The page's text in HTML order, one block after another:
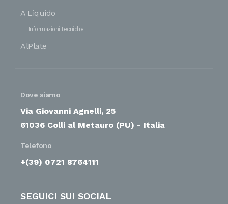
A Liquido
Informazioni tecniche
AlPlate
Dove siamo
Via Giovanni Agnelli, 25
61036 Colli al Metauro (PU) - Italia
Telefono
+(39) 0721 8764111
SEGUICI SUI SOCIAL